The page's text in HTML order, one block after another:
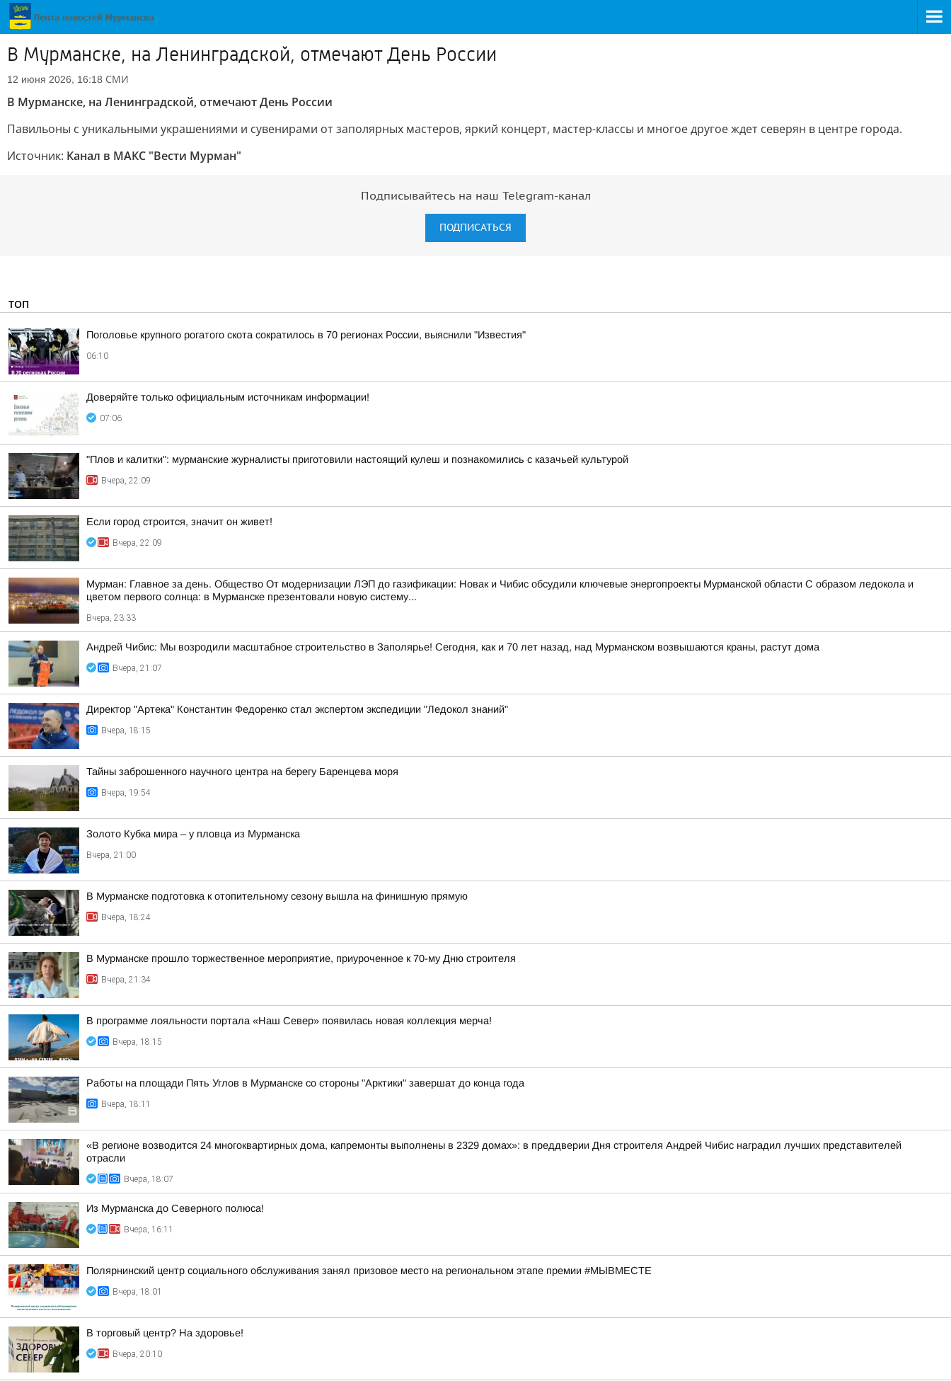
В Мурманске, на Ленинградской, отмечают День России
12 июня 2026, 16:18 СМИ
В Мурманске, на Ленинградской, отмечают День России
Павильоны с уникальными украшениями и сувенирами от заполярных мастеров, яркий концерт, мастер-классы и многое другое ждет северян в центре города.
Источник: Канал в МАКС "Вести Мурман"
Подписывайтесь на наш Telegram-канал
ПОДПИСАТЬСЯ
ТОП
Поголовье крупного рогатого скота сократилось в 70 регионах России, выяснили "Известия"
06:10
Доверяйте только официальным источникам информации!
07:06
"Плов и калитки": мурманские журналисты приготовили настоящий кулеш и познакомились с казачьей культурой
Вчера, 22:09
Если город строится, значит он живет!
Вчера, 22:09
Мурман: Главное за день. Общество От модернизации ЛЭП до газификации: Новак и Чибис обсудили ключевые энергопроекты Мурманской области С образом ледокола и
цветом первого солнца: в Мурманске презентовали новую систему...
Вчера, 23:33
Андрей Чибис: Мы возродили масштабное строительство в Заполярье! Сегодня, как и 70 лет назад, над Мурманском возвышаются краны, растут дома
Вчера, 21:07
Директор "Артека" Константин Федоренко стал экспертом экспедиции "Ледокол знаний"
Вчера, 18:15
Тайны заброшенного научного центра на берегу Баренцева моря
Вчера, 19:54
Золото Кубка мира – у пловца из Мурманска
Вчера, 21:00
В Мурманске подготовка к отопительному сезону вышла на финишную прямую
Вчера, 18:24
В Мурманске прошло торжественное мероприятие, приуроченное к 70-му Дню строителя
Вчера, 21:34
В программе лояльности портала «Наш Север» появилась новая коллекция мерча!
Вчера, 18:15
Работы на площади Пять Углов в Мурманске со стороны "Арктики" завершат до конца года
Вчера, 18:11
«В регионе возводится 24 многоквартирных дома, капремонты выполнены в 2329 домах»: в преддверии Дня строителя Андрей Чибис наградил лучших представителей
отрасли
Вчера, 18:07
Из Мурманска до Северного полюса!
Вчера, 16:11
Полярнинский центр социального обслуживания занял призовое место на региональном этапе премии #МЫВМЕСТЕ
Вчера, 18:01
В торговый центр? На здоровье!
Вчера, 20:10